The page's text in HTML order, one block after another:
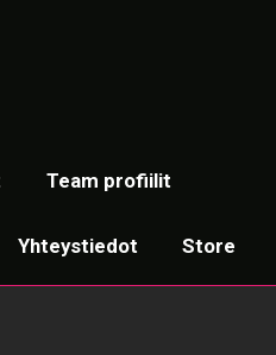
Team profiilit
Yhteystiedot Store